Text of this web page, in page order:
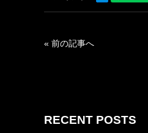
« 前の記事へ
RECENT POSTS